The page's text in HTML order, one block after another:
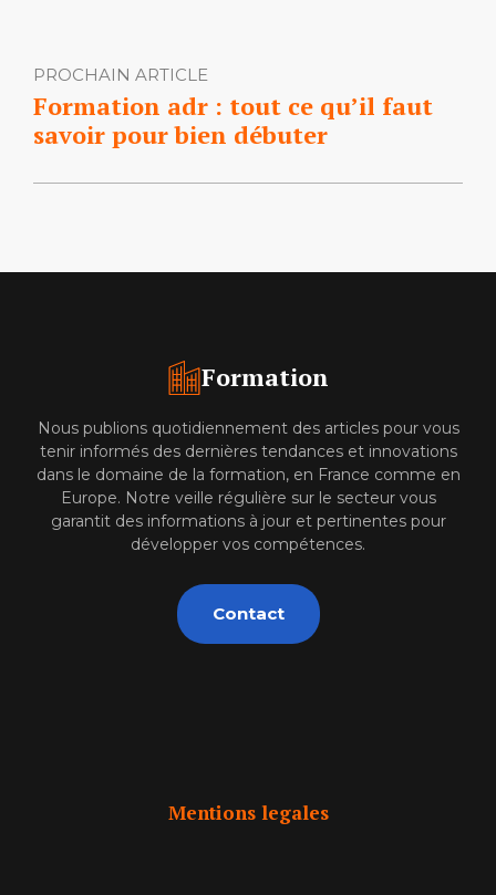
PROCHAIN ARTICLE
Formation adr : tout ce qu’il faut
savoir pour bien débuter
Formation
Nous publions quotidiennement des articles pour vous
tenir informés des dernières tendances et innovations
dans le domaine de la formation, en France comme en
Europe. Notre veille régulière sur le secteur vous
garantit des informations à jour et pertinentes pour
développer vos compétences.
Contact
Mentions legales